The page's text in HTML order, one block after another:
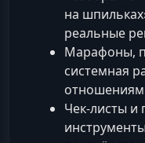
на
реальные
Марафоны,
системная
Чек-листы